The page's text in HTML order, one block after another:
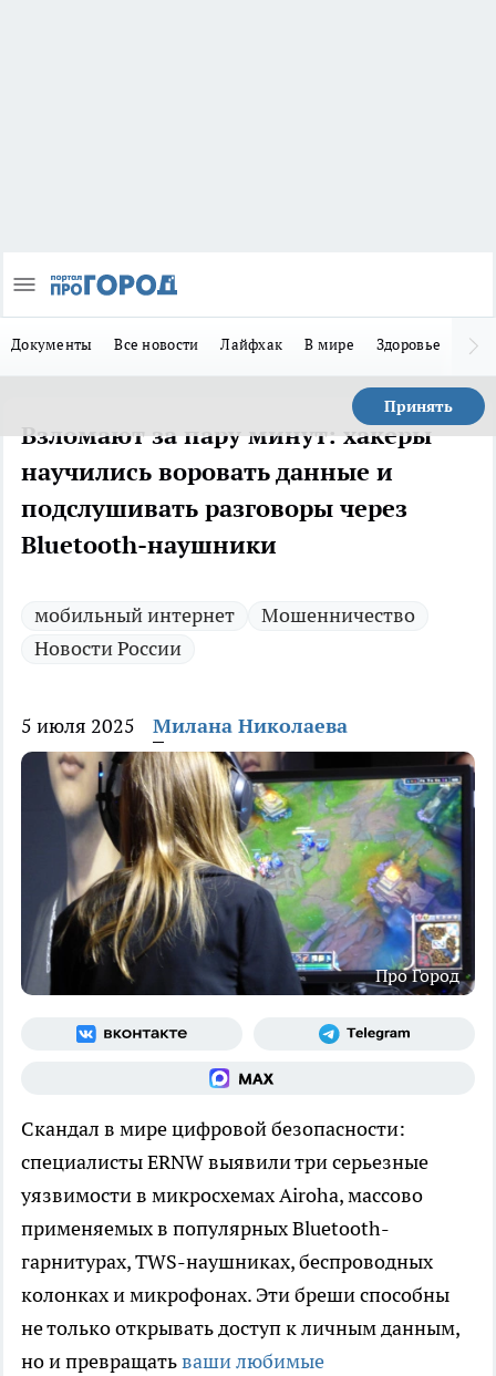
Документы Все новости Лайфхак В мире Здоровье
Принять
Взломают за пару минут: хакеры
научились воровать данные и
подслушивать разговоры через
Bluetooth-наушники
мобильный интернет
Мошенничество
Новости России
5 июля 2025 Милана Николаева
Про Город
Скандал в мире цифровой безопасности:
специалисты ERNW выявили три серьезные
уязвимости в микросхемах Airoha, массово
применяемых в популярных Bluetooth-
гарнитурах, TWS-наушниках, беспроводных
колонках и микрофонах. Эти бреши способны
не только открывать доступ к личным данным,
но и превращатьваши любимые